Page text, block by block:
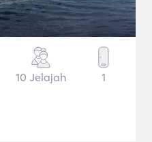
10 Jelajah 1